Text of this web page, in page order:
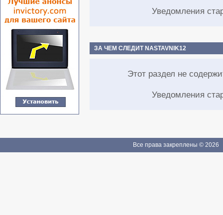
Уведомления
ЗА ЧЕМ СЛЕДИТ NASTAVNIK12
Этот раздел не
Уведомления
Все права закреплены © 2026